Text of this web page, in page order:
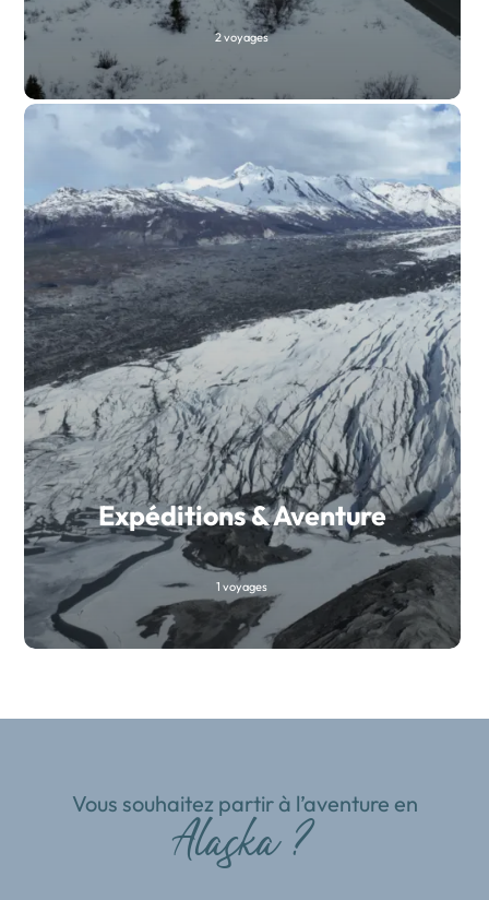
2 voyages
Expéditions & Aventure
1 voyages
Vous souhaitez partir à l’aventure en
Alaska ?